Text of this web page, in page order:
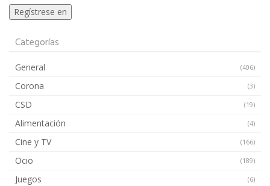
Categorías
General (406)
Corona (3)
CSD (19)
Alimentación (4)
Cine y TV (166)
Ocio (189)
Juegos (6)